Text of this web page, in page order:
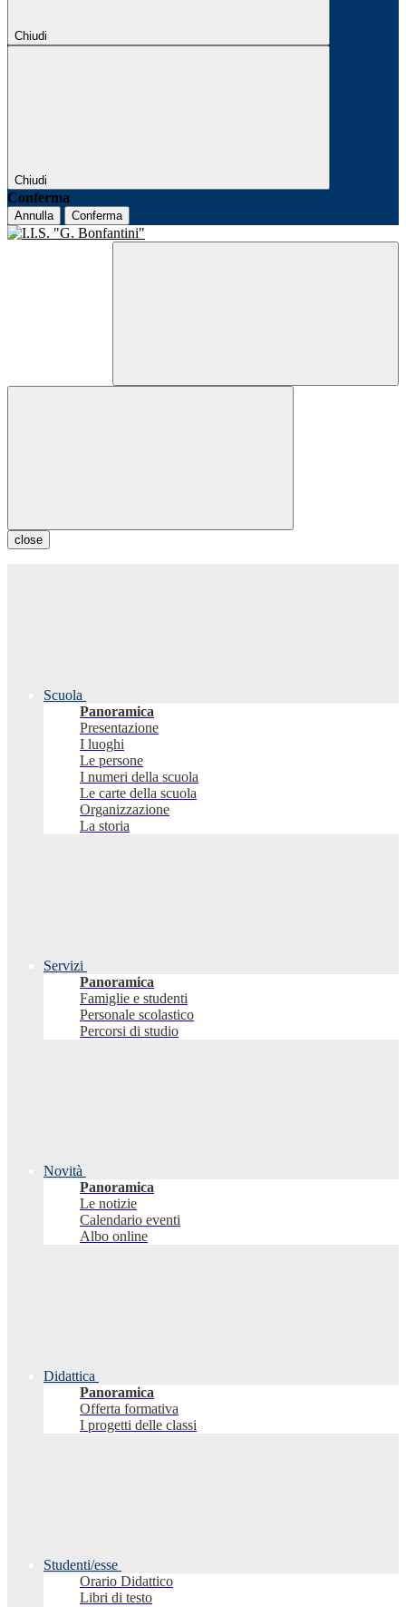
Chiudi
Chiudi
Conferma
Annulla Conferma
close
Scuola
Panoramica
Presentazione
I luoghi
Le persone
I numeri della scuola
Le carte della scuola
Organizzazione
La storia
Servizi
Panoramica
Famiglie e studenti
Personale scolastico
Percorsi di studio
Novità
Panoramica
Le notizie
Calendario eventi
Albo online
Didattica
Panoramica
Offerta formativa
I progetti delle classi
Studenti/esse
Orario Didattico
Libri di testo